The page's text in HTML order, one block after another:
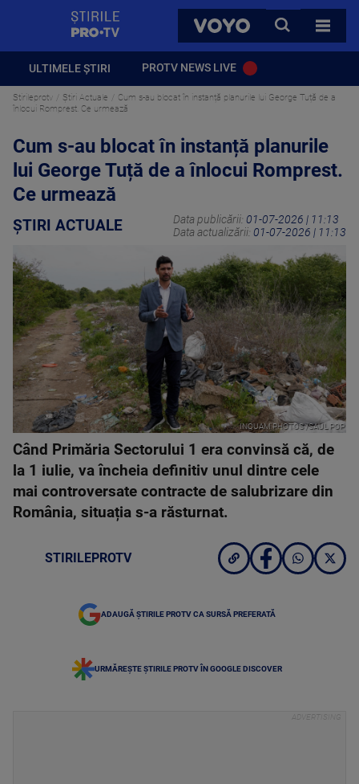
VOYO
CAUTA
TOATE
ULTIMELE ȘTIRI PROTV NEWS LIVE
Stirileprotv Știri Actuale
Cum s-au blocat în instanță planurile lui George Tuță de a
înlocui Romprest. Ce urmează
Cum s-au blocat în instanță planurile
lui George Tuță de a înlocui Romprest.
Ce urmează
ȘTIRI ACTUALE Data publicării: 01-07-2026 | 11:13
Data actualizării: 01-07-2026 | 11:13
INQUAM PHOTOS /SAUL POP
Când Primăria Sectorului 1 era convinsă că, de
la 1 iulie, va încheia definitiv unul dintre cele
mai controversate contracte de salubrizare din
România, situația s-a răsturnat.
STIRILEPROTV
ADAUGĂ ȘTIRILE PROTV CA SURSĂ PREFERATĂ
URMĂREȘTE ȘTIRILE PROTV ÎN GOOGLE DISCOVER